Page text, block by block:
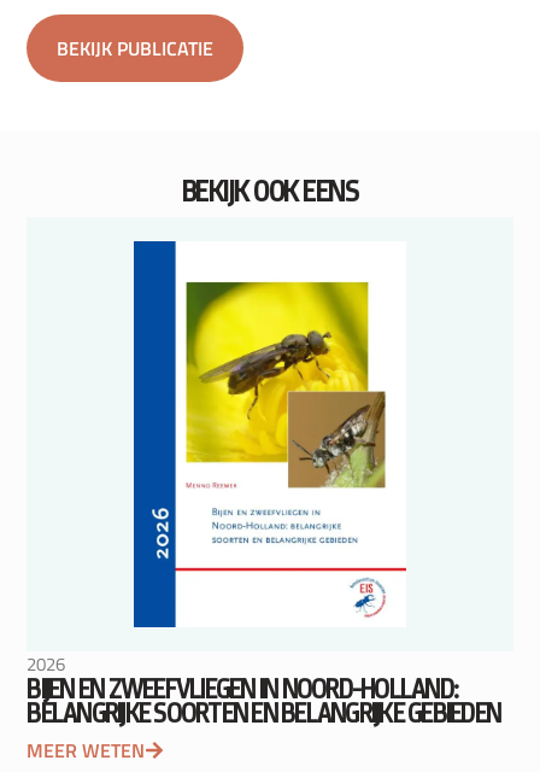
BEKIJK PUBLICATIE
BEKIJK OOK EENS
2026
BIJEN EN ZWEEFVLIEGEN IN NOORD-HOLLAND:
BELANGRIJKE SOORTEN EN BELANGRIJKE GEBIEDEN
MEER WETEN